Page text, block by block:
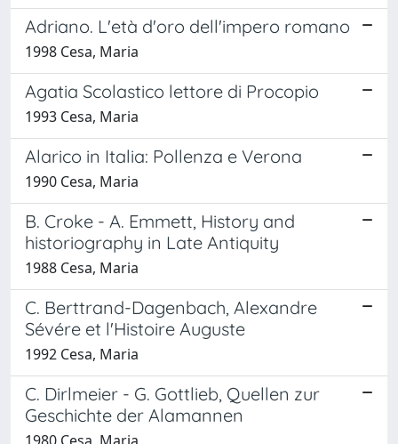
Adriano. L'età d'oro dell'impero romano
1998 Cesa, Maria
Agatia Scolastico lettore di Procopio
1993 Cesa, Maria
Alarico in Italia: Pollenza e Verona
1990 Cesa, Maria
B. Croke - A. Emmett, History and
historiography in Late Antiquity
1988 Cesa, Maria
C. Berttrand-Dagenbach, Alexandre
Sévére et l'Histoire Auguste
1992 Cesa, Maria
C. Dirlmeier - G. Gottlieb, Quellen zur
Geschichte der Alamannen